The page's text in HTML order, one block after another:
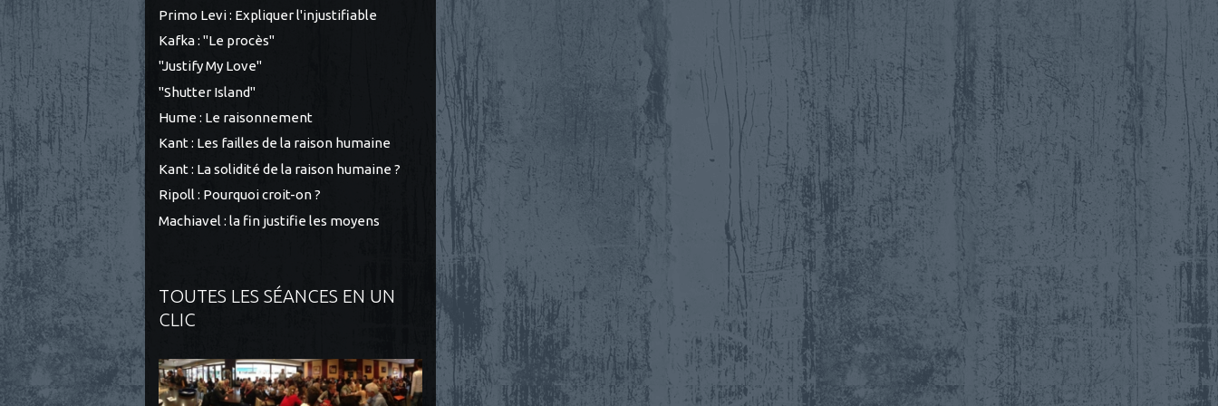
Primo Levi : Expliquer l'injustifiable
Kafka : "Le procès"
"Justify My Love"
"Shutter Island"
Hume : Le raisonnement
Kant : Les failles de la raison humaine
Kant : La solidité de la raison humaine ?
Ripoll : Pourquoi croit-on ?
Machiavel : la fin justifie les moyens
TOUTES LES SÉANCES EN UN
CLIC